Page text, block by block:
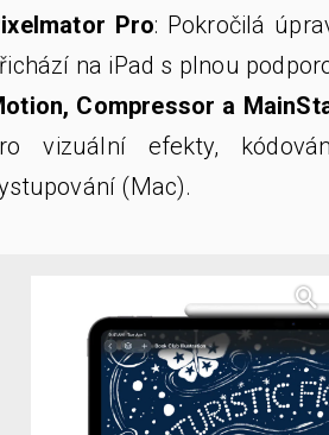
Pro: Pokročilá
na iPad s plnou
Compressor a
vizuální efekty,
(Mac).